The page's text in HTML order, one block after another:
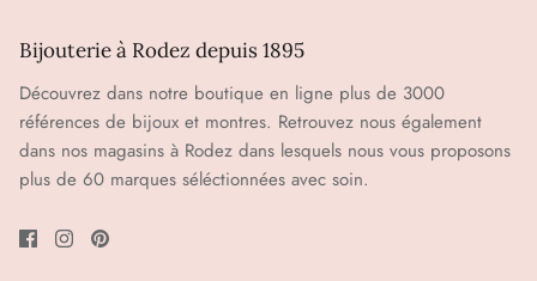
Bijouterie à Rodez depuis 1895
Découvrez dans notre boutique en ligne plus de 3000
références de bijoux et montres. Retrouvez nous également
dans nos magasins à Rodez dans lesquels nous vous proposons
plus de 60 marques séléctionnées avec soin.